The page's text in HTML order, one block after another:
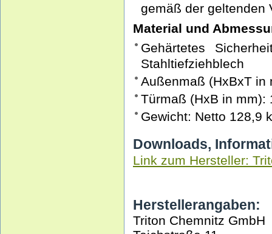
gemäß der geltenden
Material und
Gehärtetes
Stahltiefziehblech
Außenmaß (HxBxT in
Türmaß (HxB in mm):
Gewicht: Netto 128,9
Downloads,
Link zum Hersteller:
Herstellerangaben:
Triton Chemnitz GmbH